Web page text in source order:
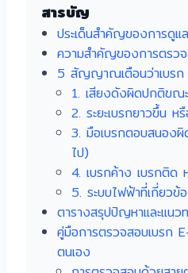
สารบัญ
ประเด็นสำคัญของการดูแ
ความสำคัญของการตรว
5 สัญญาณเตือนว่าเบร
1. เสียงดังผิดปกติขณ
2. ระยะเบรกยาวขึ้น
3. มือเบรกตอบสนอง
ไป)
4. เบรกค้าง เบรกติด
5. ระบบไฟฟ้าที่เกี่ยวข้
ตารางสรุปปัญหาและแนว
คู่มือการตรวจสอบเบรก
ตนเอง